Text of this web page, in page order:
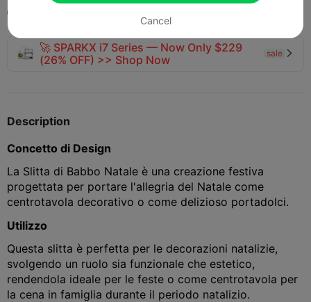

🚀 SPARKX i7 Series — Now Only $229
(26% OFF) >> Shop Now
sale 
Description
Concetto di Design
La Slitta di Babbo Natale è una creazione festiva
progettata per portare l'allegria del Natale come
centrotavola decorativo o come delizioso portadolci.
Utilizzo
Questa slitta è perfetta per le decorazioni natalizie,
svolgendo un ruolo sia funzionale che estetico,
rendendola ideale per le feste o come centrotavola per
la cena in famiglia durante il periodo natalizio.
Cancel